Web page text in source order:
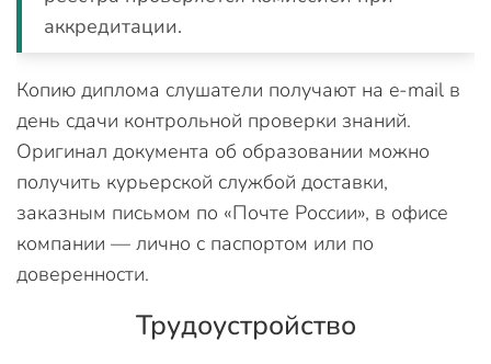
аккредитации.
Копию диплома слушатели получают на e-mail в
день сдачи контрольной проверки знаний.
Оригинал документа об образовании можно
получить курьерской службой доставки,
заказным письмом по «Почте России», в офисе
компании — лично с паспортом или по
доверенности.
Трудоустройство